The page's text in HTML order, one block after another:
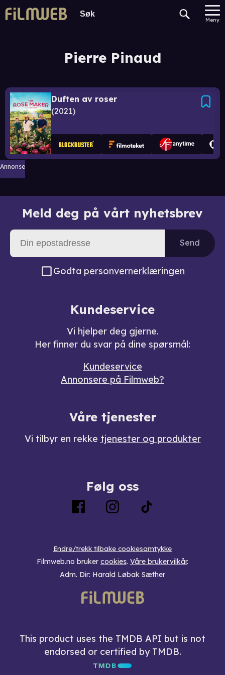
Meny
Pierre Pinaud
Duften av roser
2021
Annonse
Meld deg på vårt nyhetsbrev
Send
Godta personvernerklæringen
Kundeservice
Vi hjelper deg gjerne.
Her finner du svar på dine spørsmål:
Kundeservice
Annonsere på Filmweb?
Våre tjenester
Vi tilbyr en rekke tjenester og produkter
Følg oss
Endre/trekk tilbake cookiesamtykke
Filmweb.no bruker cookies. Våre brukervilkår.
Adm. Dir: Harald Løbak Sæther
This product uses the TMDB API but is not
endorsed or certified by TMDB.